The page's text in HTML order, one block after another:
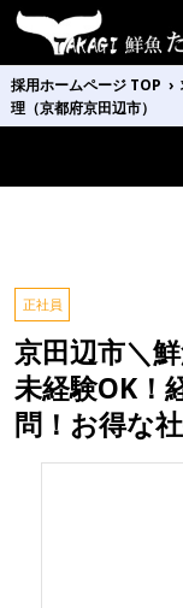
採用ホームページ TOP ›
理（京都府京田辺市）
正社員
京田辺市＼
未経験OK！
問！お得な